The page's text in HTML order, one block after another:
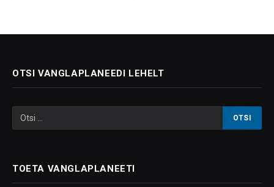
OTSI VANGLAPLANEEDI LEHELT
TOETA VANGLAPLANEETI